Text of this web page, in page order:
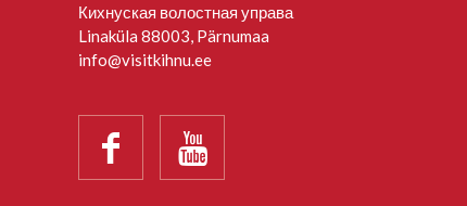
Кихнуская волостная управа
Linaküla 88003, Pärnumaa
info@visitkihnu.ee
 